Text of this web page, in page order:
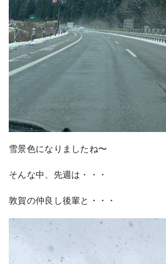
雪景色になりましたね〜
そんな中、先週は・・・
敦賀の仲良し後輩と・・・